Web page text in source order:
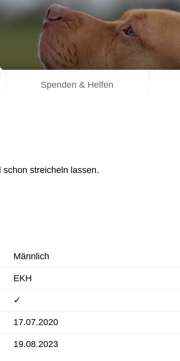
Spenden & Helfen
streicheln lassen.
Männlich
EKH
✓
17.07.2020
19.08.2023